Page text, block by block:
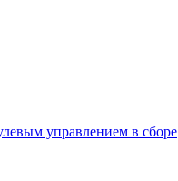
управлением в сборе